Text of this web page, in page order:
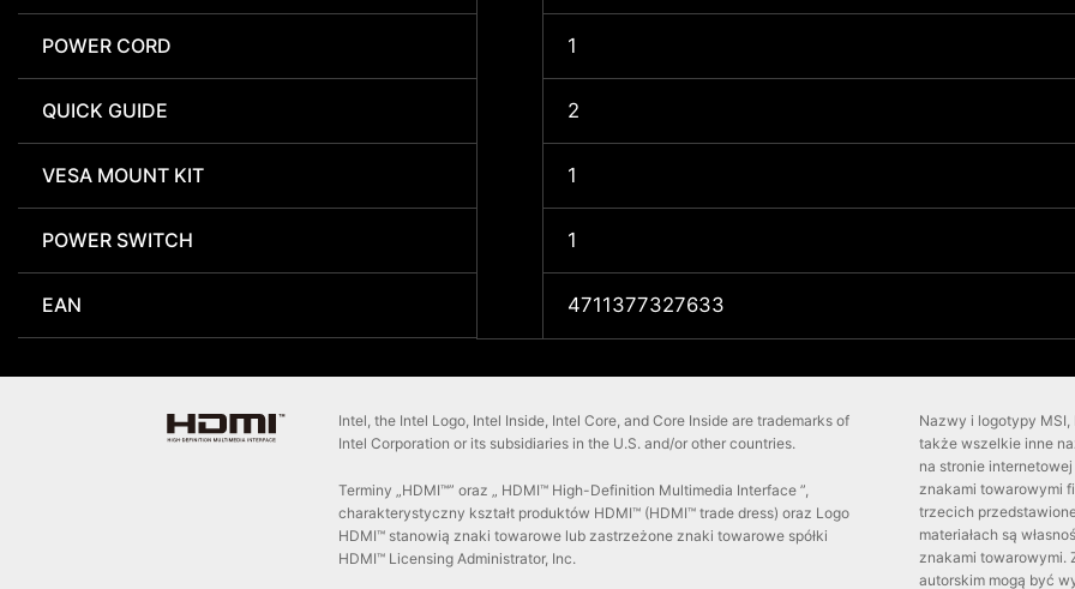
POWER CORD 1
QUICK GUIDE 2
VESA MOUNT KIT 1
POWER SWITCH 1
EAN 4711377327633
Intel, the Intel Logo, Intel Inside, Intel Core, and Core Inside are trademarks of
Intel Corporation or its subsidiaries in the U.S. and/or other countries.
Terminy „HDMI™” oraz „ HDMI™ High-Definition Multimedia Interface ”,
charakterystyczny kształt produktów HDMI™ (HDMI™ trade dress) oraz Logo
HDMI™ stanowią znaki towarowe lub zastrzeżone znaki towarowe spółki
HDMI™ Licensing Administrator, Inc.
Nazwy i logotypy MSI,
także wszelkie inne
na stronie
znakami towarowymi
trzecich
materiałach są
znakami towarowymi.
autorskim mogą być